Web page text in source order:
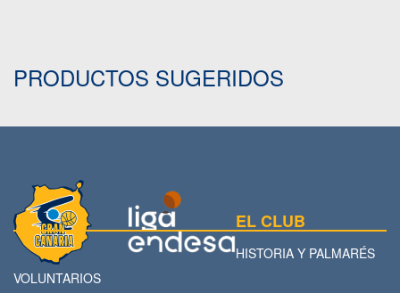
PRODUCTOS SUGERIDOS
EL CLUB
HISTORIA Y PALMARÉS
VOLUNTARIOS